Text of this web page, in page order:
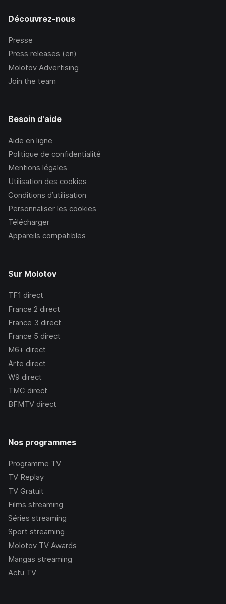
Découvrez-nous
Presse
Press releases (en)
Molotov Advertising
Join the team
Besoin d'aide
Aide en ligne
Politique de confidentialité
Mentions légales
Utilisation des cookies
Conditions d’utilisation
Personnaliser les cookies
Télécharger
Appareils compatibles
Sur Molotov
TF1 direct
France 2 direct
France 3 direct
France 5 direct
M6+ direct
Arte direct
W9 direct
TMC direct
BFMTV direct
Nos programmes
Programme TV
TV Replay
TV Gratuit
Films streaming
Séries streaming
Sport streaming
Molotov TV Awards
Mangas streaming
Actu TV